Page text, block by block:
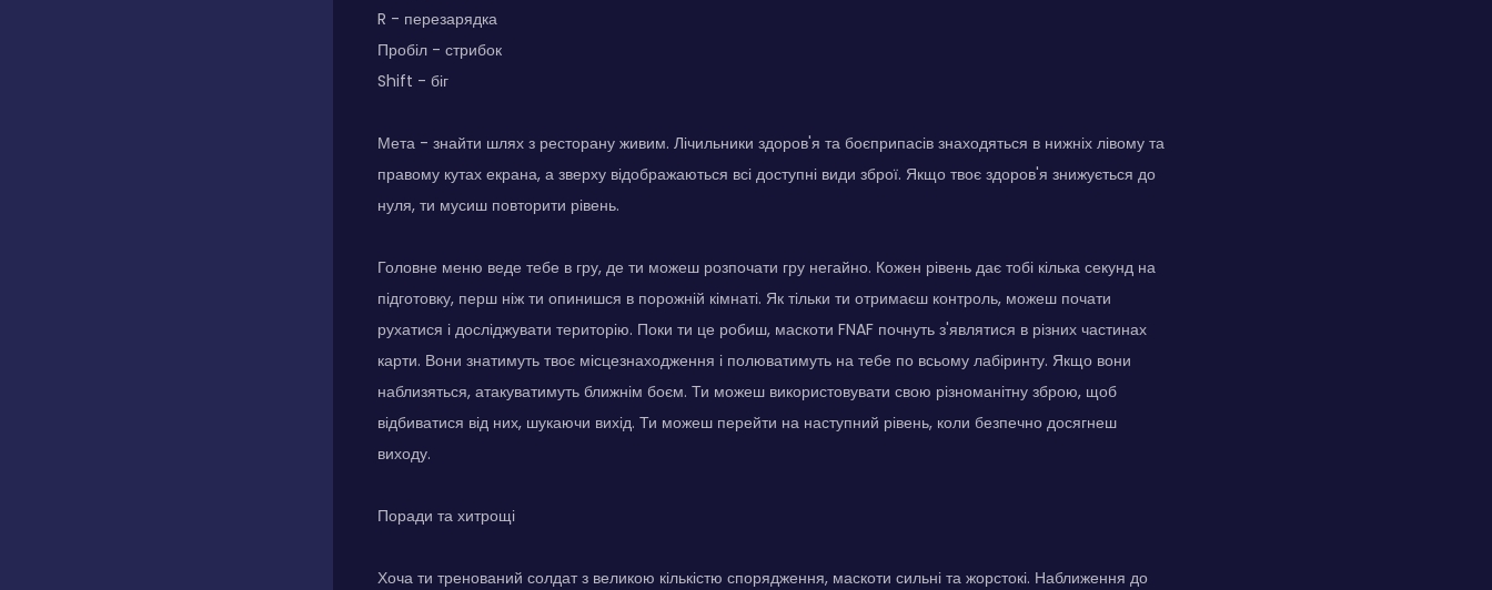
R - перезарядка
Пробіл - стрибок
Shift - біг
Мета - знайти шлях з ресторану живим. Лічильники здоров'я та боєприпасів знаходяться в нижніх лівому та
правому кутах екрана, а зверху відображаються всі доступні види зброї. Якщо твоє здоров'я знижується до
нуля, ти мусиш повторити рівень.
Головне меню веде тебе в гру, де ти можеш розпочати гру негайно. Кожен рівень дає тобі кілька секунд на
підготовку, перш ніж ти опинишся в порожній кімнаті. Як тільки ти отримаєш контроль, можеш почати
рухатися і досліджувати територію. Поки ти це робиш, маскоти FNAF почнуть з'являтися в різних частинах
карти. Вони знатимуть твоє місцезнаходження і полюватимуть на тебе по всьому лабіринту. Якщо вони
наблизяться, атакуватимуть ближнім боєм. Ти можеш використовувати свою різноманітну зброю, щоб
відбиватися від них, шукаючи вихід. Ти можеш перейти на наступний рівень, коли безпечно досягнеш
виходу.
Поради та хитрощі
Хоча ти тренований солдат з великою кількістю спорядження, маскоти сильні та жорстокі. Наближення до